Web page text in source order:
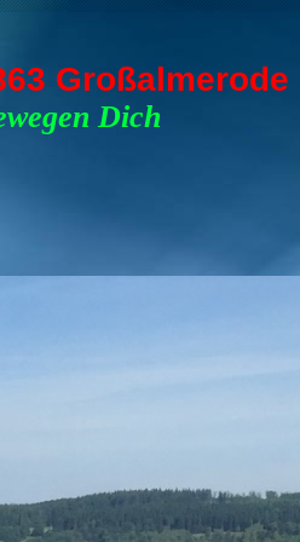
Großalmerode
Dich